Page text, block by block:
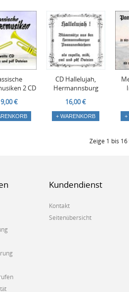
2 CD
€
CD Hallelujah,
Hermannsburg
16,00 €
+ WARENKORB +
Zeige 1 bis
Kundendienst
Kontakt
Seitenübersicht